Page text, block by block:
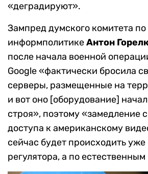
«деградируют».
Зампред думского комитета по
информполитикеАнтон
после начала военной
Google «фактически бросила
серверы, размещенные на
и вот оно [оборудование]
строя», поэтому «замедление
доступа к американскому
сейчас будет происходить
регулятора, а по